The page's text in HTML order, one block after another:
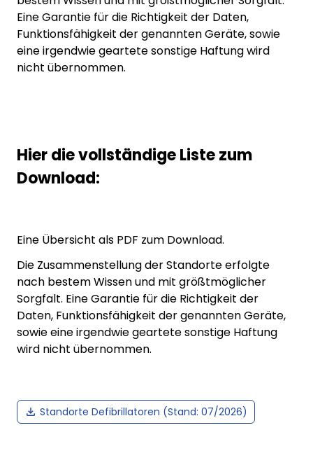
Eine Garantie für die Richtigkeit der Daten,
Funktionsfähigkeit der genannten Geräte, sowie
eine irgendwie geartete sonstige Haftung wird
nicht übernommen.
Hier die vollständige Liste zum
Download:
Eine Übersicht als PDF zum Download.
Die Zusammenstellung der Standorte erfolgte
nach bestem Wissen und mit größtmöglicher
Sorgfalt. Eine Garantie für die Richtigkeit der
Daten, Funktionsfähigkeit der genannten Geräte,
sowie eine irgendwie geartete sonstige Haftung
wird nicht übernommen.
Standorte Defibrillatoren (Stand: 07/2026)